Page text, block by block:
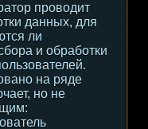
проводит
данных, для
ли
и обработки
на ряде
но не